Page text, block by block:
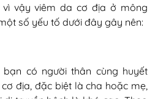
vì vậy viêm da cơ địa ở mông
số yếu tố dưới đây gây nên:
có người thân cùng huyết
địa, đặc biệt là cha hoặc mẹ,